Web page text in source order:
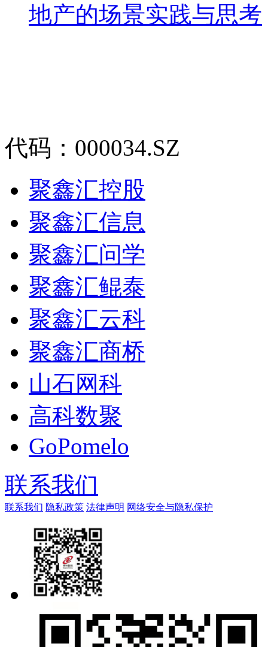
地产的场景实践与思考
代码：000034.SZ
聚鑫汇控股
聚鑫汇信息
聚鑫汇问学
聚鑫汇鲲泰
聚鑫汇云科
聚鑫汇商桥
山石网科
高科数聚
GoPomelo
联系我们
联系我们 隐私政策 法律声明 网络安全与隐私保护